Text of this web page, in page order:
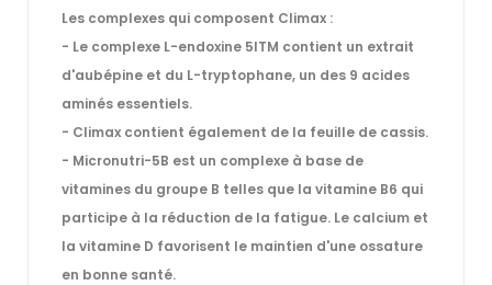
Les complexes qui composent Climax :
- Le complexe L-endoxine 5ITM contient un extrait
d'aubépine et du L-tryptophane, un des 9 acides
aminés essentiels.
- Climax contient également de la feuille de cassis.
- Micronutri-5B est un complexe à base de
vitamines du groupe B telles que la vitamine B6 qui
participe à la réduction de la fatigue. Le calcium et
la vitamine D favorisent le maintien d'une ossature
en bonne santé.